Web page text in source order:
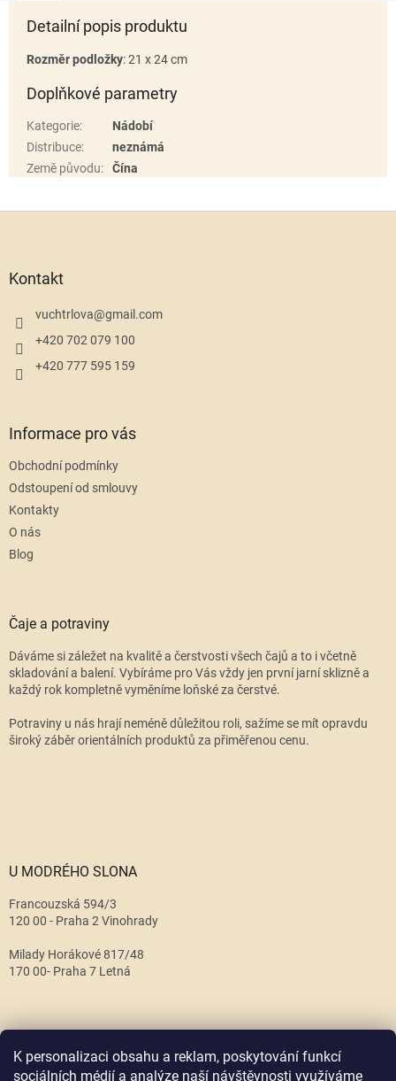
K personalizaci obsahu a reklam, poskytování funkcí
sociálních médií a analýze naší návštěvnosti využíváme
Detailní popis produktu
Rozměr podložky: 21 x 24 cm
Doplňkové parametry
Kategorie:
Nádobí
Distribuce:
neznámá
Země původu: Čína
Kontakt
vuchtrlova@gmail.com
+420 702 079 100
+420 777 595 159
Informace pro vás
Obchodní podmínky
Odstoupení od smlouvy
Kontakty
O nás
Blog
Čaje a potraviny
Dáváme si záležet na kvalitě a čerstvosti všech čajů a to i včetně
skladování a balení. Vybíráme pro Vás vždy jen první jarní sklizně a
každý rok kompletně vyměníme loňské za čerstvé.
Potraviny u nás hrají neméně důležitou roli, sažíme se mít opravdu
široký záběr orientálních produktů za přiměřenou cenu.
U MODRÉHO SLONA
Francouzská 594/3
120 00 - Praha 2 Vinohrady
Milady Horákové 817/48
170 00- Praha 7 Letná